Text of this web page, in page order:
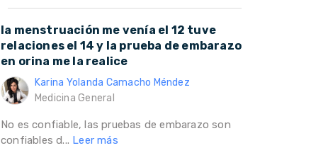
la menstruación me venía el 12 tuve
relaciones el 14 y la prueba de embarazo
en orina me la realice
Karina Yolanda Camacho Méndez
Medicina General
No es confiable, las pruebas de embarazo son
confiables d... Leer más